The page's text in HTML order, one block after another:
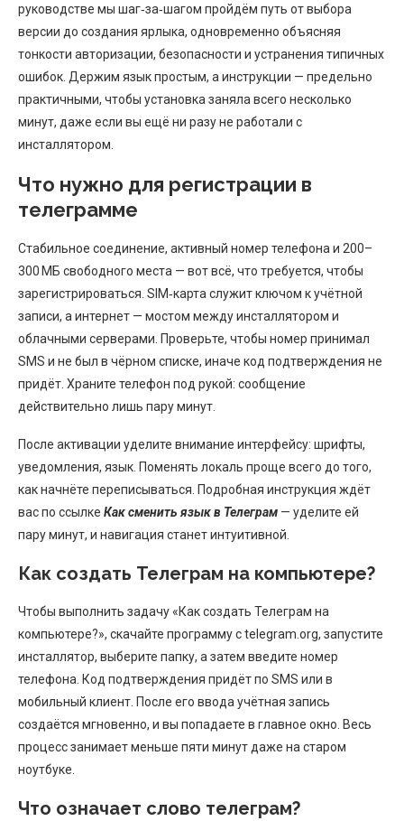
руководстве мы шаг‑за‑шагом пройдём путь от выбора
версии до создания ярлыка, одновременно объясняя
тонкости авторизации, безопасности и устранения типичных
ошибок. Держим язык простым, а инструкции — предельно
практичными, чтобы установка заняла всего несколько
минут, даже если вы ещё ни разу не работали с
инсталлятором.
Что нужно для регистрации в
телеграмме
Стабильное соединение, активный номер телефона и 200–
300 МБ свободного места — вот всё, что требуется, чтобы
зарегистрироваться. SIM‑карта служит ключом к учётной
записи, а интернет — мостом между инсталлятором и
облачными серверами. Проверьте, чтобы номер принимал
SMS и не был в чёрном списке, иначе код подтверждения не
придёт. Храните телефон под рукой: сообщение
действительно лишь пару минут.
После активации уделите внимание интерфейсу: шрифты,
уведомления, язык. Поменять локаль проще всего до того,
как начнёте переписываться. Подробная инструкция ждёт
вас по ссылке Как сменить язык в Телеграм — уделите ей
пару минут, и навигация станет интуитивной.
Как создать Телеграм на компьютере?
Чтобы выполнить задачу «Как создать Телеграм на
компьютере?», скачайте программу с telegram.org, запустите
инсталлятор, выберите папку, а затем введите номер
телефона. Код подтверждения придёт по SMS или в
мобильный клиент. После его ввода учётная запись
создаётся мгновенно, и вы попадаете в главное окно. Весь
процесс занимает меньше пяти минут даже на старом
ноутбуке.
Что означает слово телеграм?